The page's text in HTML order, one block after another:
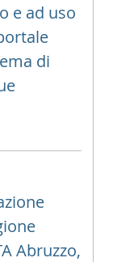
e ad uso
di
Abruzzo,